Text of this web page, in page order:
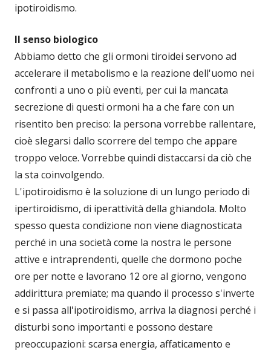
ipotiroidismo.
Il senso biologico
Abbiamo detto che gli ormoni tiroidei servono ad
accelerare il metabolismo e la reazione dell'uomo nei
confronti a uno o più eventi, per cui la mancata
secrezione di questi ormoni ha a che fare con un
risentito ben preciso: la persona vorrebbe rallentare,
cioè slegarsi dallo scorrere del tempo che appare
troppo veloce. Vorrebbe quindi distaccarsi da ciò che
la sta coinvolgendo.
L'ipotiroidismo è la soluzione di un lungo periodo di
ipertiroidismo, di iperattività della ghiandola. Molto
spesso questa condizione non viene diagnosticata
perché in una società come la nostra le persone
attive e intraprendenti, quelle che dormono poche
ore per notte e lavorano 12 ore al giorno, vengono
addirittura premiate; ma quando il processo s'inverte
e si passa all'ipotiroidismo, arriva la diagnosi perché i
disturbi sono importanti e possono destare
preoccupazioni: scarsa energia, affaticamento e